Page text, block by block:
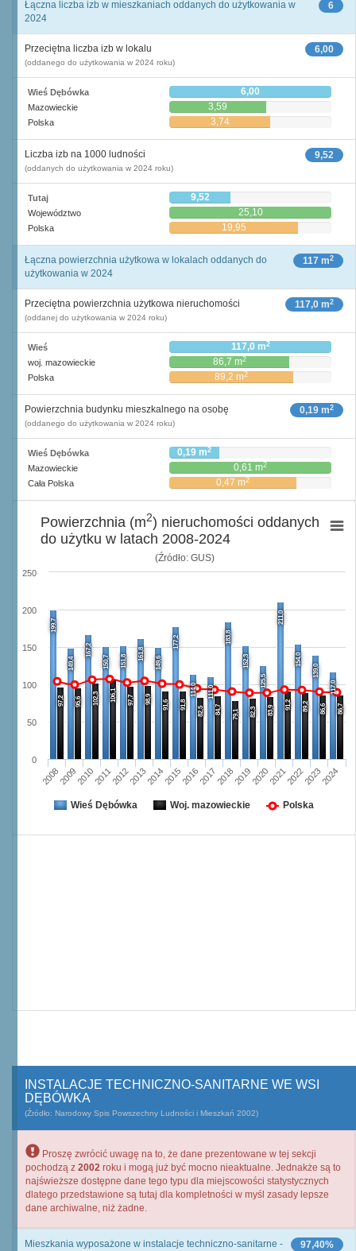
6
Łączna liczba izb w mieszkaniach oddanych do użytkowania w
2024
6,00
Przeciętna liczba izb w lokalu
(oddanego do użytkowania w 2024 roku)
Wieś Dębówka 6,00
Mazowieckie 3,59
Polska 3,74
9,52
Liczba izb na 1000 ludności
(oddanych do użytkowania w 2024 roku)
Tutaj 9,52
Województwo 25,10
Polska 19,95
117 m2
Łączna powierzchnia użytkowa w lokalach oddanych do
użytkowania w 2024
117,0 m2
Przeciętna powierzchnia użytkowa nieruchomości
(oddanej do użytkowania w 2024 roku)
Wieś 117,0 m2
woj. mazowieckie 86,7 m2
Polska 89,2 m2
0,19 m2
Powierzchnia budynku mieszkalnego na osobę
(oddanego do użytkowania w 2024 roku)
Wieś Dębówka 0,19 m2
Mazowieckie 0,61 m2
Cała Polska 0,47 m2
(Źródło: GUS)
199,7
149,4
167,2
150,7 151,8 161,8
149,6
177,2
114,0 111,0
183,8
152,3
125,5
211,0
154,0
139,0
117,0
97,2 95,6 102,3 106,1 97,7 98,9 91,6 91,8
82,5 84,7 79,1 82,3 83,9 91,2 89,2 86,6 86,7
20082009201020112012201320142015201620172018201920202021202220232024
0
50
100
150
200
250
Powierzchnia (m2) nieruchomości oddanych
do użytku w latach 2008-2024
Wieś Dębówka Woj. mazowieckie Polska
INSTALACJE TECHNICZNO-SANITARNE WE WSI
DĘBÓWKA
(Źródło: Narodowy Spis Powszechny Ludności i Mieszkań 2002)
Proszę zwrócić uwagę na to, że dane prezentowane w tej sekcji
pochodzą z 2002 roku i mogą już być mocno nieaktualne. Jednakże są to
najświeższe dostępne dane tego typu dla miejscowości statystycznych
dlatego przedstawione są tutaj dla kompletności w myśl zasady lepsze
dane archiwalne, niż żadne.
97,40%
Mieszkania wyposażone w instalacje techniczno-sanitarne -